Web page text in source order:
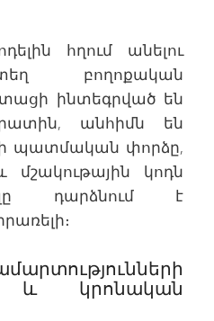
հղում անելու
բողոքական
ինտեգրված են
անհիմն են
պատմական փորձը,
մշակութային կոդն
դարձնում է
և կրոնական